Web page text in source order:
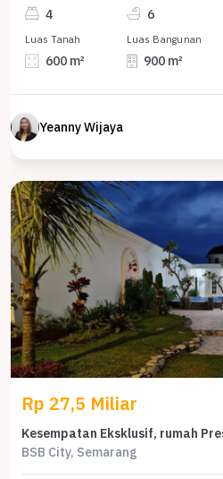
4 6
Luas Tanah
600 m²
Luas Bangunan
900 m²
Yeanny Wijaya
Rp 27,5 Miliar
BSB City, Semarang